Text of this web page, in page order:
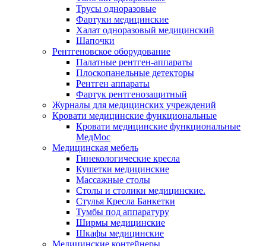
Трусы одноразовые
Фартуки медицинские
Халат одноразовый медицинский
Шапочки
Рентгеновское оборудование
Палатные рентген-аппараты
Плоскопанельные детекторы
Рентген аппараты
Фартук рентгенозащитный
Журналы для медицинских учреждений
Кровати медицинские функциональные
Кровати медицинские функциональные
МедМос
Медицинская мебель
Гинекологические кресла
Кушетки медицинские
Массажные столы
Столы и столики медицинские.
Стулья Кресла Банкетки
Тумбы под аппаратуру
Ширмы медицинские
Шкафы медицинские
Медицинские контейнеры